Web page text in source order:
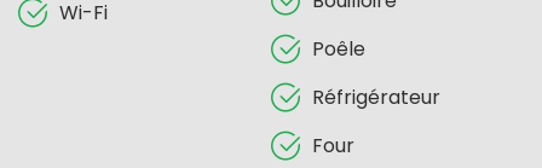
Wi-Fi
Poêle
Réfrigérateur
Four